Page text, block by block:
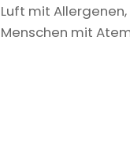
Luft mit
Menschen mit